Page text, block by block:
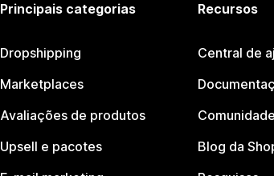
Principais categorias
Dropshipping
Marketplaces
Avaliações de produtos
Upsell e pacotes
Recursos
Central de
Blog da